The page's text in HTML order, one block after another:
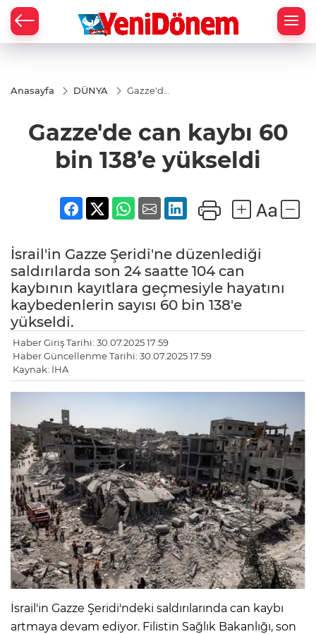
Anasayfa DÜNYA
Gazze'de
yükseldi
Gazze'de can kaybı 60
bin 138’e yükseldi
İsrail'in Gazze Şeridi'ne düzenlediği
saldırılarda son 24 saatte 104 can
kaybının kayıtlara geçmesiyle hayatını
kaybedenlerin sayısı 60 bin 138'e
yükseldi.
Haber Giriş Tarihi: 30.07.2025 17:59
Haber Güncellenme Tarihi: 30.07.2025 17:59
Kaynak: İHA
İsrail'in Gazze Şeridi'ndeki saldırılarında can kaybı
artmaya devam ediyor. Filistin Sağlık Bakanlığı, son